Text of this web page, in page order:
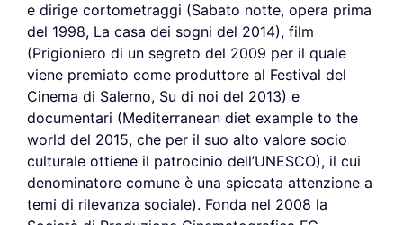
e dirige cortometraggi (Sabato notte, opera prima
del 1998, La casa dei sogni del 2014), film
(Prigioniero di un segreto del 2009 per il quale
viene premiato come produttore al Festival del
Cinema di Salerno, Su di noi del 2013) e
documentari (Mediterranean diet example to the
world del 2015, che per il suo alto valore socio
culturale ottiene il patrocinio dell’UNESCO), il cui
denominatore comune è una spiccata attenzione a
temi di rilevanza sociale). Fonda nel 2008 la